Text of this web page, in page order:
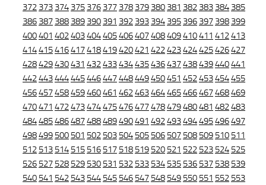
372 373 374 375 376 377 378 379 380 381 382 383 384 385
386 387 388 389 390 391 392 393 394 395 396 397 398 399
400401 402403404405406407408409410411 412413
414415416417418419420421 422423424425426427
428429430431 432433434435436437438439440441
442443444445446447448449450451 452453454455
456457458459460461 462463464465466467468469
470471 472473474475476477478479480481 482483
484485486487488489490491 492493494495496497
498499 500 501 502 503 504 505 506 507 508 509 510 511
512 513 514 515 516 517 518 519 520 521 522 523 524 525
526 527 528 529 530 531 532 533 534 535 536 537 538 539
540 541 542 543 544 545 546 547 548 549 550 551 552 553